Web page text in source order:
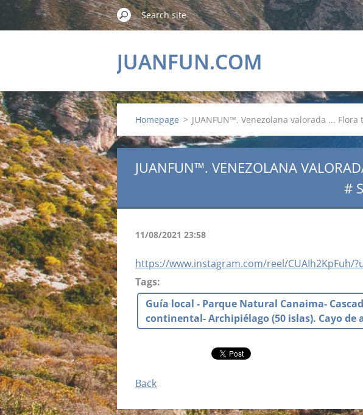
JUANFUN.COM
Homepage > JUANFUN™. Venezolana valorada ...
JUANFUN™. VENEZOLANA
#
11/08/2021 23:58
https://www.instagram.com/reel/CUAIh2KpFuh/
Tags:
Guía local - Parque Natural Canaima-
continental- Archipiélago (50 islas). Cayo de
Back